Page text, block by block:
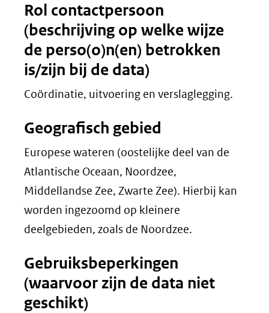
Rol contactpersoon
(beschrijving op welke wijze
de perso(o)n(en) betrokken
is/zijn bij de data)
Coördinatie, uitvoering en verslaglegging.
Geografisch gebied
Europese wateren (oostelijke deel van de
Atlantische Oceaan, Noordzee,
Middellandse Zee, Zwarte Zee). Hierbij kan
worden ingezoomd op kleinere
deelgebieden, zoals de Noordzee.
Gebruiksbeperkingen
(waarvoor zijn de data niet
geschikt)